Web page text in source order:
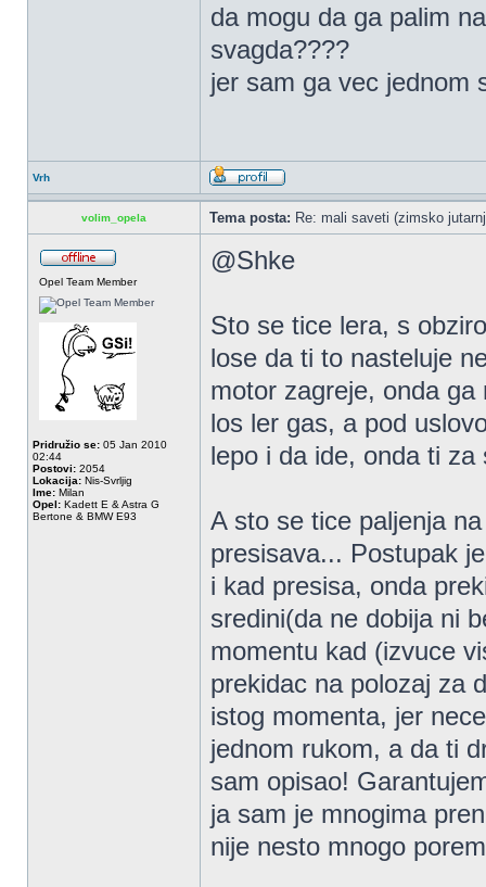
da mogu da ga palim
svagda????
jer sam ga vec jednom
Vrh
volim_opela Tema posta: Re: mali saveti (zimsko
Opel Team Member
Pridružio se: 05 Jan 2010
02:44
Postovi: 2054
Lokacija: Nis-Svrljig
Ime: Milan
Opel: Kadett E & Astra G
Bertone & BMW E93
@Shke
Sto se tice lera, s
lose da ti to nasteluje
motor zagreje, onda
los ler gas, a pod
lepo i da ide, onda ti
A sto se tice paljenja
presisava... Postupak
i kad presisa, onda
sredini(da ne dobija ni
momentu kad (izvuce
prekidac na polozaj za
istog momenta, jer
jednom rukom, a da ti
sam opisao!
ja sam je mnogima
nije nesto mnogo